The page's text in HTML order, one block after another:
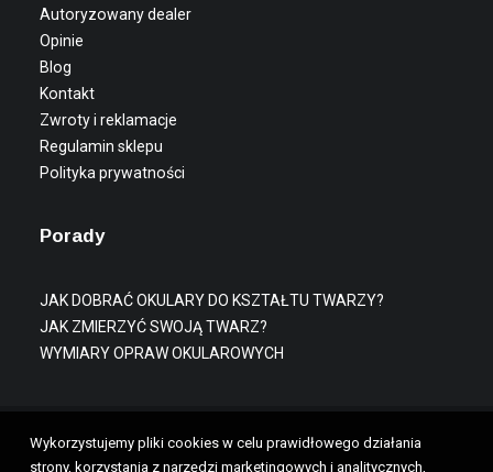
Autoryzowany dealer
Opinie
Blog
Kontakt
Zwroty i reklamacje
Regulamin sklepu
Polityka prywatności
Porady
JAK DOBRAĆ OKULARY DO KSZTAŁTU TWARZY?
JAK ZMIERZYĆ SWOJĄ TWARZ?
WYMIARY OPRAW OKULAROWYCH
Wykorzystujemy pliki cookies w celu prawidłowego działania
strony, korzystania z narzędzi marketingowych i analitycznych,